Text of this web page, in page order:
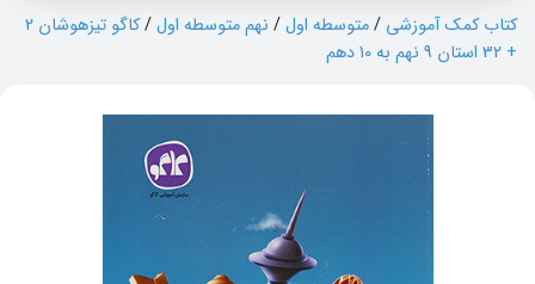
کتاب کمک آموزشی /متوسطه اول/ نهم متوسطه اول/
کاگو تیزهوشان 2
+ 32 استان 9 نهم به 10 دهم